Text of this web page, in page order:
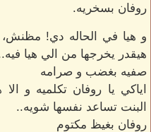
روفان بسخريه.
و هيا في الحاله دي!
هيقدر يخرجها من الي هيا
صفيه بغضب و صرامه
اياكي يا روفان تكلميه و
البنت تساعد نفسها شويه..
روفان بغيظ مكتوم